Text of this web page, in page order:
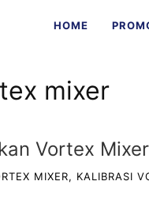
HOME
mixer
Vortex
MIXER, KALIBRASI